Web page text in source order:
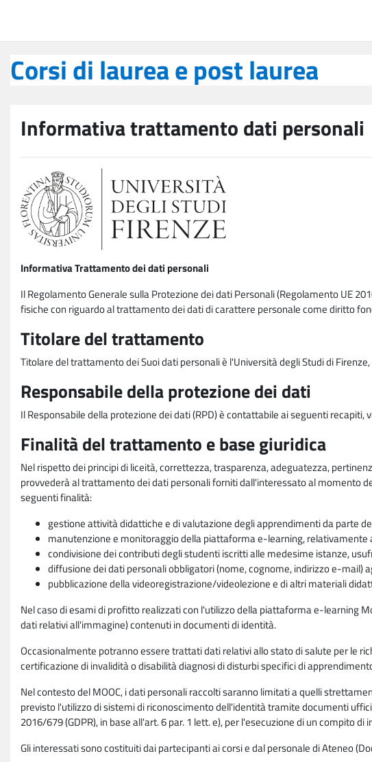
Corsi di laurea e post laurea
Informativa trattamento dati personali
Informativa Trattamento dei dati personali
Il Regolamento Generale sulla Protezione dei dati Personali (Regolamento UE
fisiche con riguardo al trattamento dei dati di carattere personale come diritto
Titolare del trattamento
Titolare del trattamento dei Suoi dati personali è l'Università degli Studi di
Responsabile della protezione dei dati
Il Responsabile della protezione dei dati (RPD) è contattabile ai seguenti recapiti,
Finalità del trattamento e base giuridica
Nel rispetto dei principi di liceità, correttezza, trasparenza, adeguatezza,
provvederà al trattamento dei dati personali forniti dall'interessato al momento
seguenti finalità:
gestione attività didattiche e di valutazione degli apprendimenti da parte
manutenzione e monitoraggio della piattaforma e-learning,
condivisione dei contributi degli studenti iscritti alle medesime istanze,
diffusione dei dati personali obbligatori (nome, cognome, indirizzo e-mail)
pubblicazione della videoregistrazione/videolezione e di altri materiali
Nel caso di esami di profitto realizzati con l'utilizzo della piattaforma e-learning
dati relativi all'immagine) contenuti in documenti di identità.
Occasionalmente potranno essere trattati dati relativi allo stato di salute per le
certificazione di invalidità o disabilità diagnosi di disturbi specifici di
Nel contesto del MOOC, i dati personali raccolti saranno limitati a quelli
previsto l'utilizzo di sistemi di riconoscimento dell'identità tramite documenti
2016/679 (GDPR), in base all'art. 6 par. 1 lett. e), per l'esecuzione di un compito
Gli interessati sono costituiti dai partecipanti ai corsi e dal personale di Ateneo